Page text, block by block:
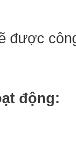
được
động: